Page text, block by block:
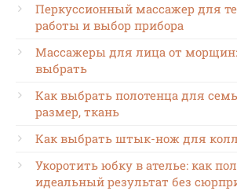
Перкуссионный массажер для
работы и выбор прибора
Массажеры для лица от морщин:
выбрать
Как выбрать полотенца для
размер, ткань
Как выбрать штык-нож для
Укоротить юбку в ателье: как
идеальный результат без